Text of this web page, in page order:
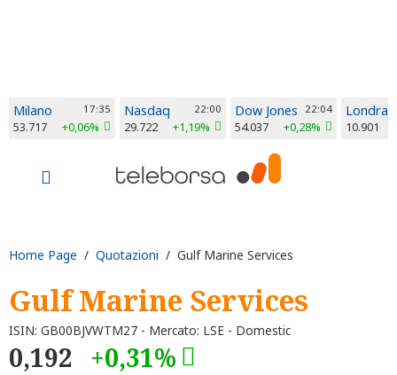
Milano 17:35
53.717 +0,06%
Nasdaq 22:00
29.722 +1,19%
Dow Jones 22:04
54.037 +0,28%
Londra
10.901
Home Page / Quotazioni / Gulf Marine Services
Gulf Marine Services
ISIN: GB00BJVWTM27 - Mercato: LSE - Domestic
0,192 +0,31%